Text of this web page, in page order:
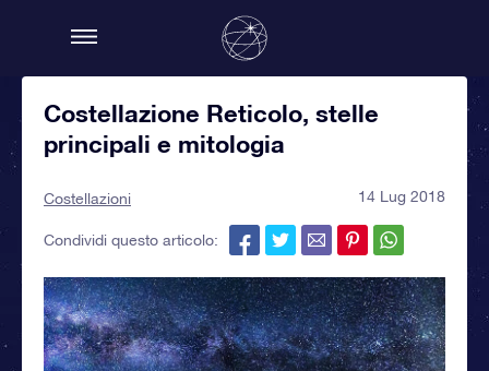
Costellazione Reticolo, stelle
principali e mitologia
Costellazioni 14 Lug 2018
Condividi questo articolo: